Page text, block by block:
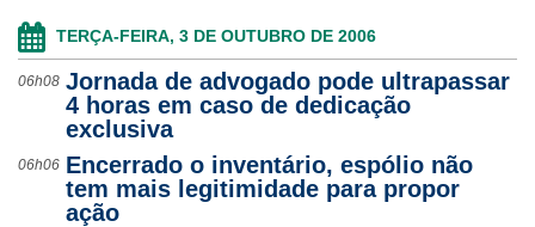
TERÇA-FEIRA, 3 DE OUTUBRO DE 2006
06h08 Jornada de advogado pode ultrapassar
4 horas em caso de dedicação
exclusiva
06h06 Encerrado o inventário, espólio não
tem mais legitimidade para propor
ação